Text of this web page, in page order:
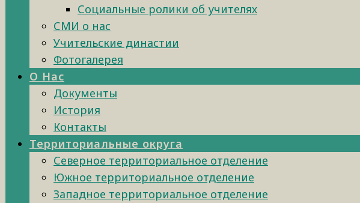
Социальные ролики об учителях
СМИ о нас
Учительские династии
Фотогалерея
О Нас
Документы
История
Контакты
Территориальные округа
Северное территориальное отделение
Южное территориальное отделение
Западное территориальное отделение